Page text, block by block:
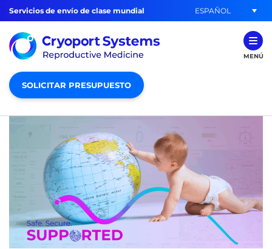
Servicios de envío de clase mundial ESPAÑOL
MENÚ
SOLICITAR PRESUPUESTO